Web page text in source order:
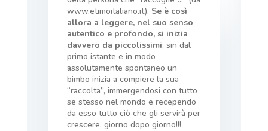
www.etimoitaliano.it). Se è così
allora a leggere, nel suo senso
autentico e profondo, si inizia
davvero da piccolissimi; sin dal
primo istante e in modo
assolutamente spontaneo un
bimbo inizia a compiere la sua
“raccolta”, immergendosi con tutto
se stesso nel mondo e recependo
da esso tutto ciò che gli servirà per
crescere, giorno dopo giorno!!!